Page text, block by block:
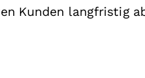
Kunden langfristig